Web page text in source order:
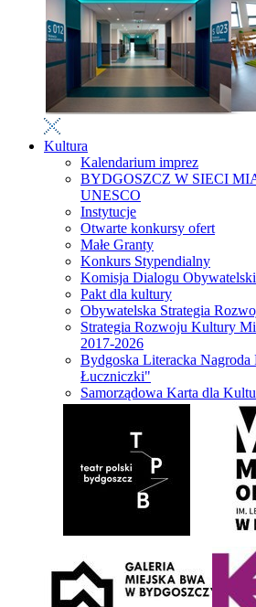
Kultura
Kalendarium imprez
BYDGOSZCZ W SIECI
UNESCO
Instytucje
Otwarte konkursy ofert
Małe Granty
Konkurs Stypendialny
Komisja Dialogu
Pakt dla kultury
Obywatelska Strategia
Strategia Rozwoju Kultury
2017-2026
Bydgoska Literacka Nagroda
Łuczniczki"
Samorządowa Karta dla